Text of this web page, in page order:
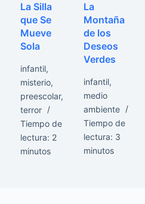
La Silla
que Se
Mueve
Sola
infantil,
misterio,
preescolar,
terror
Tiempo de
lectura: 2
minutos
La
Montaña
de los
Deseos
Verdes
infantil,
medio
ambiente
Tiempo de
lectura: 3
minutos